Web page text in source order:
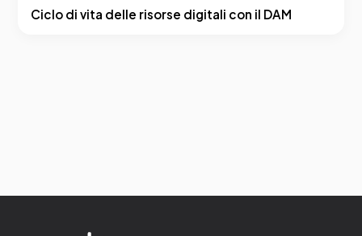
Ciclo di vita delle risorse digitali con il DAM